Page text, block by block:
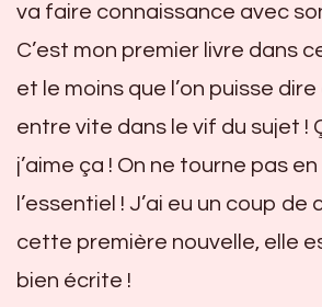
va faire connaissance avec
C’est mon premier livre dans
et le moins que l’on puisse dire
entre vite dans le vif du sujet !
j’aime ça ! On ne tourne pas
l’essentiel ! J’ai eu un coup
cette première nouvelle, elle
bien écrite !